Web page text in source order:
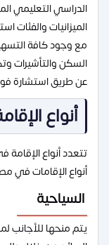
الدراسي التعليمي
الميزانيات والفئات
مع وجود كافة
السكن والتأشيرات
عن طريق استشارة
أنواع
تتعدد أنواع
أنواع الإقامات في
السياحية